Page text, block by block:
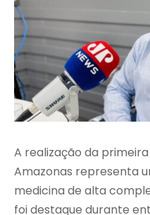
A realização da
Amazonas representa
medicina de alta
foi destaque durante